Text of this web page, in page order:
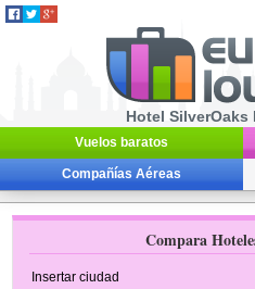
Hotel SilverOaks
Vuelos baratos
Compañías Aéreas
Compara
Insertar ciudad